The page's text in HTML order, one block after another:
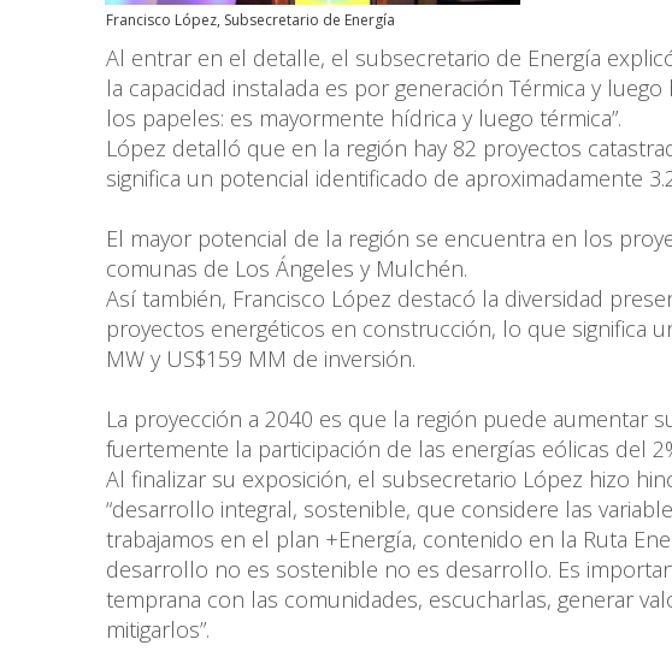
Francisco López, Subsecretario de Energía
Al entrar en el detalle, el subsecretario de Energía
la capacidad instalada es por generación Térmica y
los papeles: es mayormente hídrica y luego térmica”.
López detalló que en la región hay 82 proyectos
significa un potencial identificado de aproximadamente
El mayor potencial de la región se encuentra en los
comunas de Los Ángeles y Mulchén.
Así también, Francisco López destacó la diversidad
proyectos energéticos en construcción, lo que significa
MW y US$159 MM de inversión.
La proyección a 2040 es que la región puede aumentar
fuertemente la participación de las energías eólicas del
Al finalizar su exposición, el subsecretario López hizo
“desarrollo integral, sostenible, que considere las
trabajamos en el plan +Energía, contenido en la Ruta
desarrollo no es sostenible no es desarrollo. Es
temprana con las comunidades, escucharlas, generar
mitigarlos”.